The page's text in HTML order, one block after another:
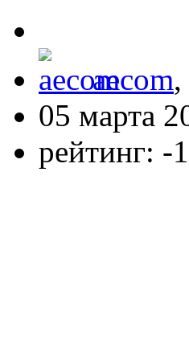
aecom,
05 марта
рейтинг: -1